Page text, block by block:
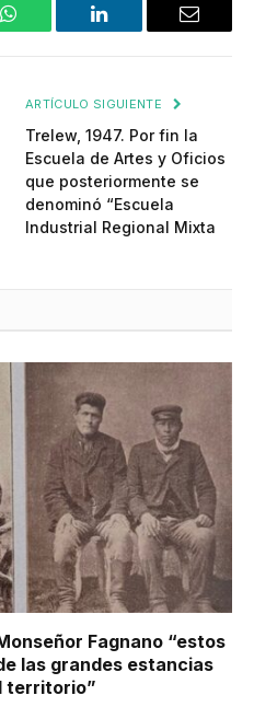
WhatsApp LinkedIn Email
ARTÍCULO SIGUIENTE
Trelew, 1947. Por fin la
Escuela de Artes y Oficios
que posteriormente se
denominó “Escuela
Industrial Regional Mixta
Fagnano “estos
las grandes estancias
territorio”